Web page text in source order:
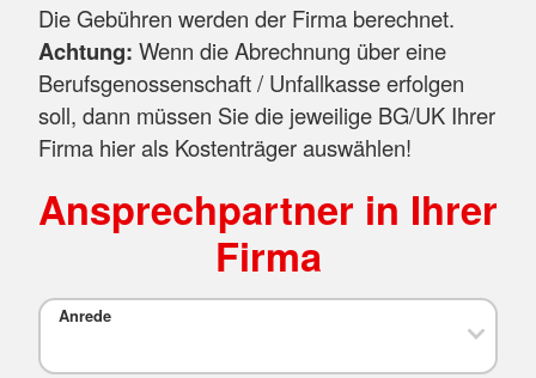
Die Gebühren werden der Firma berechnet.
Achtung: Wenn die Abrechnung über eine
Berufsgenossenschaft / Unfallkasse erfolgen
soll, dann müssen Sie die jeweilige BG/UK Ihrer
Firma hier als Kostenträger auswählen!
Ansprechpartner in Ihrer
Firma
Anrede